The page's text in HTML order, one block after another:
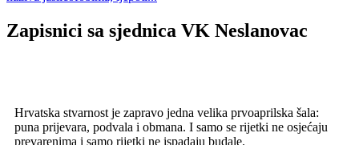
Zapisnici sa sjednica VK Neslanovac
Hrvatska stvarnost je zapravo jedna velika prvoaprilska šala:
puna prijevara, podvala i obmana. I samo se rijetki ne osjećaju
prevarenima i samo rijetki ne ispadaju budale.